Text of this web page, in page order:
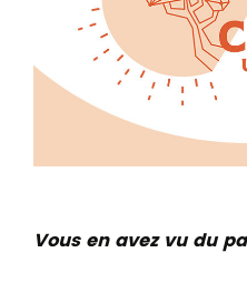
Vous en avez vu du